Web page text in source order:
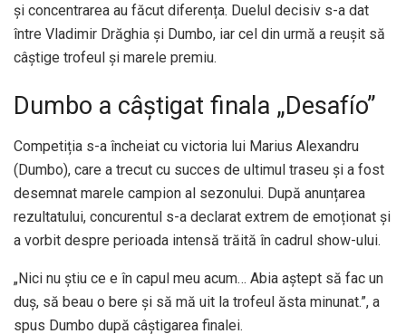
și concentrarea au făcut diferența. Duelul decisiv s-a dat
între Vladimir Drăghia și Dumbo, iar cel din urmă a reușit să
câștige trofeul și marele premiu.
Dumbo a câștigat finala „Desafío”
Competiția s-a încheiat cu victoria lui Marius Alexandru
(Dumbo), care a trecut cu succes de ultimul traseu și a fost
desemnat marele campion al sezonului. După anunțarea
rezultatului, concurentul s-a declarat extrem de emoționat și
a vorbit despre perioada intensă trăită în cadrul show-ului.
„Nici nu știu ce e în capul meu acum… Abia aștept să fac un
duș, să beau o bere și să mă uit la trofeul ăsta minunat.”, a
spus Dumbo după câștigarea finalei.